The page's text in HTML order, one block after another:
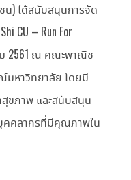
) ได้สนับสนุนการจัด
CU – Run For
ม 2561 ณ คณะพาณิช
มหาวิทยาลัย โดยมี
ขภาพ และสนับสนุน
คคลากรที่มีคุณภาพใน